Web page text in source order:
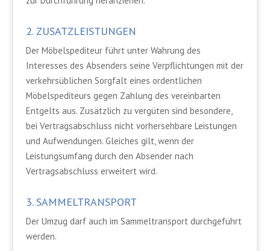
2. ZUSATZLEISTUNGEN
Der Möbelspediteur führt unter Wahrung des
Interesses des Absenders seine Verpflichtungen mit der
verkehrsüblichen Sorgfalt eines ordentlichen
Möbelspediteurs gegen Zahlung des vereinbarten
Entgelts aus. Zusätzlich zu vergüten sind besondere,
bei Vertragsabschluss nicht vorhersehbare Leistungen
und Aufwendungen. Gleiches gilt, wenn der
Leistungsumfang durch den Absender nach
Vertragsabschluss erweitert wird.
3. SAMMELTRANSPORT
Der Umzug darf auch im Sammeltransport durchgeführt
werden.